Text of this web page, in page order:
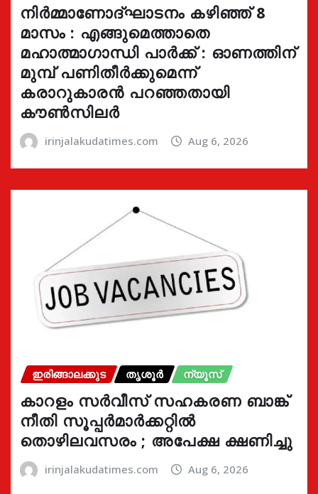
നിർമ്മാണോദ്ഘാടനം കഴിഞ്ഞ് 8
മാസം : എങ്ങുമെത്താതെ
മഹാത്മാഗാന്ധി പാർക്ക് : ഓണത്തിന്
മുമ്പ് പണിതീർക്കുമെന്ന്
കരാറുകാരൻ പറഞ്ഞതായി
കൗൺസിലർ
irinjalakudatimes.com Aug 6, 2026
ഇരിങ്ങാലക്കുട തൃശൂർ ന്യൂസ്
കാറളം സർവീസ് സഹകരണ ബാങ്ക്
നീതി സൂപ്പർമാർക്കറ്റിൽ
തൊഴിലവസരം ; അപേക്ഷ ക്ഷണിച്ചു
irinjalakudatimes.com Aug 6, 2026